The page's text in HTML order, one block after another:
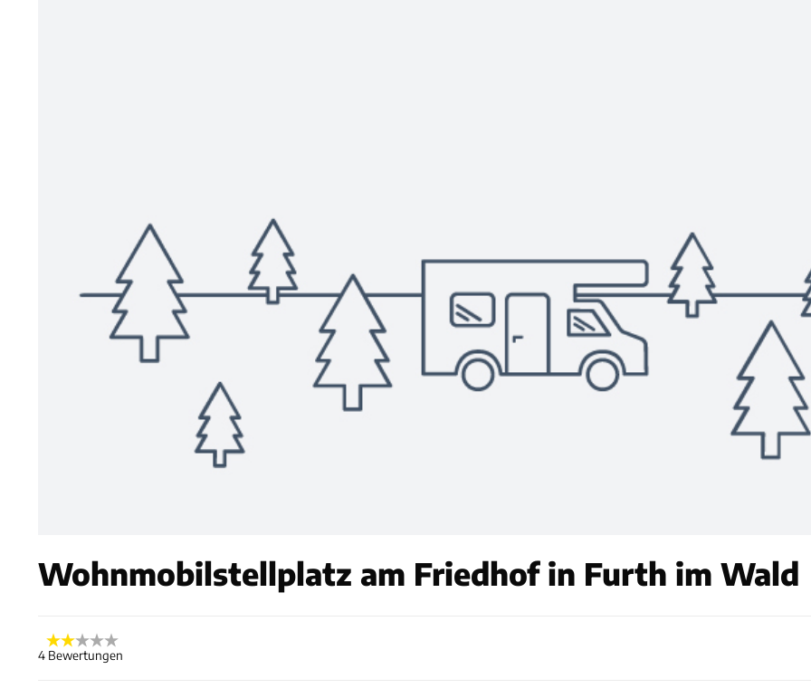
Wohnmobilstellplatz am Friedhof in Furth im Wald
4 Bewertungen